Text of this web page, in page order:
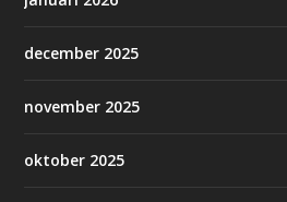
december 2025
november 2025
oktober 2025